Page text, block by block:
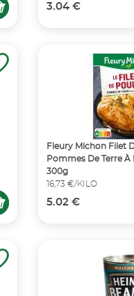
3.04 €
Fleury Michon Filet
Pommes De Terre À
300g
16,73 €/KILO
5.02 €